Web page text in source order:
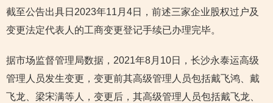
截至公告出具日2023年11月4日，前述三家企业股权过户及
变更法定代表人的工商变更登记手续已办理完毕。
据市场监督管理局数据，2021年8月10日，长沙永泰运高级
管理人员发生变更，变更前其高级管理人员包括戴飞鸿、戴
飞龙、梁宋满等人，变更后，其高级管理人员包括戴飞龙、